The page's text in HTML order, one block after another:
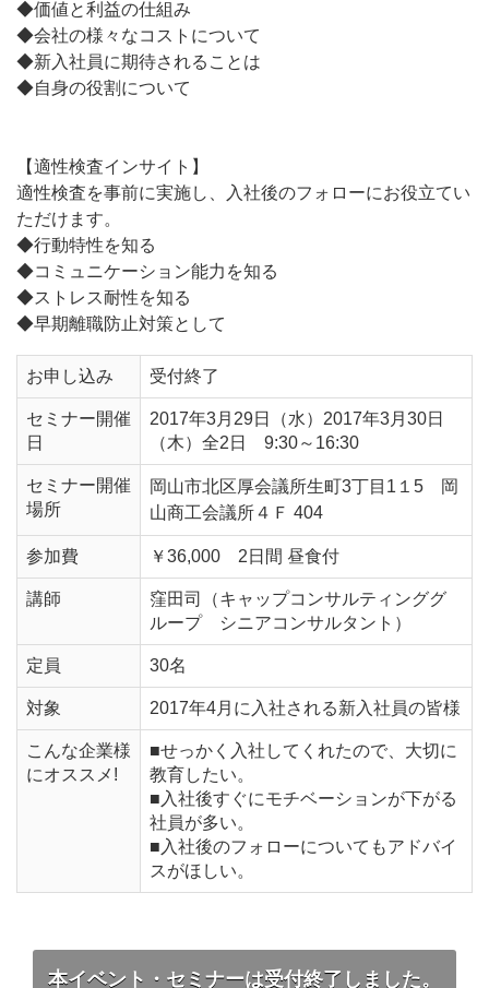
◆価値と利益の仕組み
◆会社の様々なコストについて
◆新入社員に期待されることは
◆自身の役割について
【適性検査インサイト】
適性検査を事前に実施し、入社後のフォローにお役立てい
ただけます。
◆行動特性を知る
◆コミュニケーション能力を知る
◆ストレス耐性を知る
◆早期離職防止対策として
お申し込み 受付終了
セミナー開催
日
2017年3月29日（水）2017年3月30日
（木）全2日 9:30～16:30
セミナー開催
場所
岡山市北区厚会議所⽣町3丁目1１5 岡
山商工会議所４Ｆ 404
参加費 ￥36,000 2日間 昼食付
講師
窪田司（キャップコンサルティンググ
ループ シニアコンサルタント）
定員 30名
対象 2017年4月に入社される新入社員の皆様
こんな企業様
にオススメ!
■せっかく入社してくれたので、大切に
教育したい。
■入社後すぐにモチベーションが下がる
社員が多い。
■入社後のフォローについてもアドバイ
スがほしい。
本イベント・セミナーは受付終了しました。